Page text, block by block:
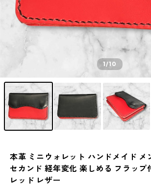
1/10
本革 ミニウォレット ハンドメイド メ
セカンド 経年変化 楽しめる フラップ
レッド レザー